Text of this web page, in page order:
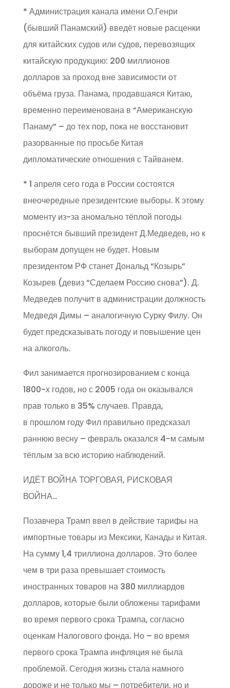
* Администрация канала имени О.Генри
(бывший Панамский) введёт новые расценки
для китайских судов или судов, перевозящих
китайскую продукцию: 200 миллионов
долларов за проход вне зависимости от
объёма груза. Панама, продавшаяся Китаю,
временно переименована в “Американскую
Панаму” – до тех пор, пока не восстановит
разорванные по просьбе Китая
дипломатические отношения с Тайванем.
* 1 апреля сего года в России состоятся
внеочередные президентские выборы. К этому
моменту из-за аномально тёплой погоды
проснётся бывший президент Д.Медведев, но к
выборам допущен не будет. Новым
президентом РФ станет Дональд “Козырь”
Козырев (девиз “Сделаем Россию снова”). Д.
Медведев получит в администрации должность
Медведя Димы – аналогичную Сурку Филу. Он
будет предсказывать погоду и повышение цен
на алкоголь.
Фил занимается прогнозированием с конца
1800-х годов, но с 2005 года он оказывался
прав только в 35% случаев. Правда,
в прошлом году Фил правильно предсказал
раннюю весну – февраль оказался 4-м самым
тёплым за всю историю наблюдений.
ИДЁТ ВОЙНА ТОРГОВАЯ, РИСКОВАЯ
ВОЙНА…
Позавчера Трамп ввел в действие тарифы на
импортные товары из Мексики, Канады и Китая.
На сумму 1,4 триллиона долларов. Это более
чем в три раза превышает стоимость
иностранных товаров на 380 миллиардов
долларов, которые были обложены тарифами
во время первого срока Трампа, согласно
оценкам Налогового фонда. Но – во время
первого срока Трампа инфляция не была
проблемой. Сегодня жизнь стала намного
дороже и не только мы – потребители, но и